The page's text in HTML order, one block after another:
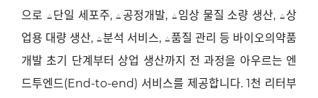
으로 △단일 세포주, △공정개발, △임상 물질 소량 생산, △상
업용 대량 생산, △분석 서비스, △품질 관리 등 바이오의약품
개발 초기 단계부터 상업 생산까지 전 과정을 아우르는 엔
드투엔드(End-to-end) 서비스를 제공합니다. 1천 리터부